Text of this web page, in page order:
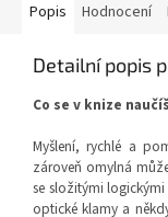
Popis Hodnocení
Detailní popis
Co se v knize
Myšlení, rychlé a
zároveň omylná
se složitými
optické klamy a